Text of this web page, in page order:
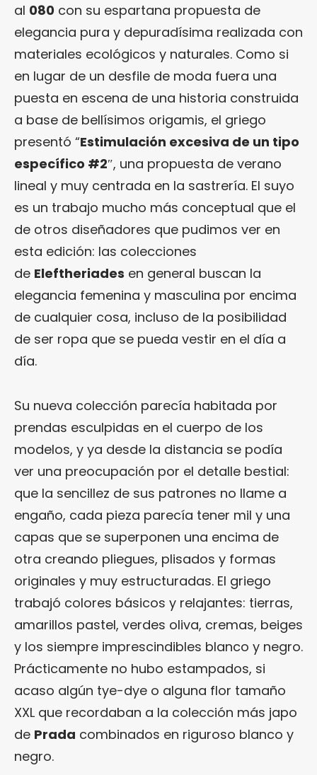
al 080 con su espartana propuesta de
elegancia pura y depuradísima realizada con
materiales ecológicos y naturales. Como si
en lugar de un desfile de moda fuera una
puesta en escena de una historia construida
a base de bellísimos origamis, el griego
presentó “Estimulación excesiva de un tipo
específico #2″, una propuesta de verano
lineal y muy centrada en la sastrería. El suyo
es un trabajo mucho más conceptual que el
de otros diseñadores que pudimos ver en
esta edición: las colecciones
de Eleftheriades en general buscan la
elegancia femenina y masculina por encima
de cualquier cosa, incluso de la posibilidad
de ser ropa que se pueda vestir en el día a
día.
Su nueva colección parecía habitada por
prendas esculpidas en el cuerpo de los
modelos, y ya desde la distancia se podía
ver una preocupación por el detalle bestial:
que la sencillez de sus patrones no llame a
engaño, cada pieza parecía tener mil y una
capas que se superponen una encima de
otra creando pliegues, plisados y formas
originales y muy estructuradas. El griego
trabajó colores básicos y relajantes: tierras,
amarillos pastel, verdes oliva, cremas, beiges
y los siempre imprescindibles blanco y negro.
Prácticamente no hubo estampados, si
acaso algún tye-dye o alguna flor tamaño
XXL que recordaban a la colección más japo
de Prada combinados en riguroso blanco y
negro.